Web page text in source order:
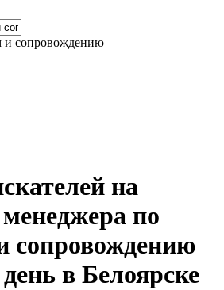
и сопровождению
на
по
сопровождению
в Белоярске